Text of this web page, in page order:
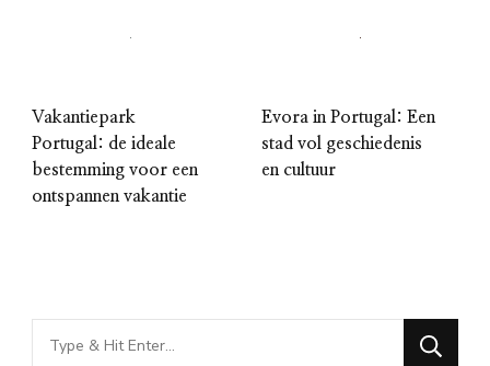
Vakantiepark
Portugal: de ideale
bestemming voor een
ontspannen vakantie
Evora in Portugal: Een
stad vol geschiedenis
en cultuur
Looking